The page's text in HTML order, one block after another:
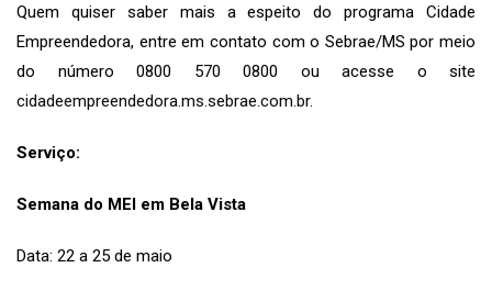
Quem quiser saber mais a espeito do programa Cidade
Empreendedora, entre em contato com o Sebrae/MS por meio
do número 0800 570 0800 ou acesse o site
cidadeempreendedora.ms.sebrae.com.br.
Serviço:
Semana do MEI em Bela Vista
Data: 22 a 25 de maio